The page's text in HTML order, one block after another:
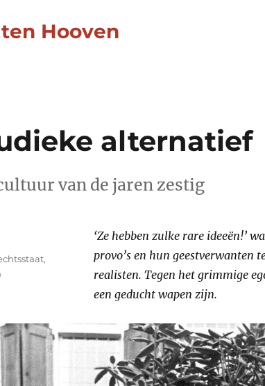
Hooven
alternatief
van de jaren zestig
‘Ze hebben zulke rare ideeën!’
provo’s en hun geestverwanten
realisten. Tegen het grimmige
een geducht wapen zijn.
,